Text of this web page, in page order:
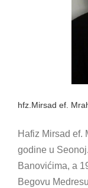
hfz.Mirsad ef.
Hafiz Mirsad ef.
godine u
Banovićima, a
Begovu